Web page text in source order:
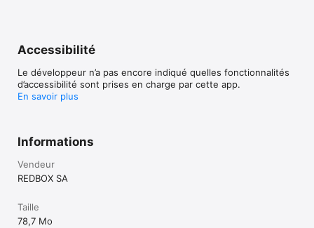
Accessibilité
Le développeur n’a pas encore indiqué quelles fonctionnalités
d’accessibilité sont prises en charge par cette app.
En savoir plus
Informations
Vendeur
REDBOX SA
Taille
78,7 Mo